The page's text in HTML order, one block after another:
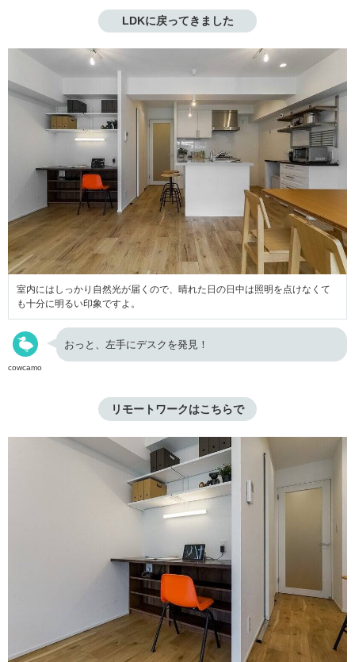
LDKに戻ってきました
室内にはしっかり自然光が届くので、晴れた日の日中は照明を点けなくて
も十分に明るい印象ですよ。
cowcamo
おっと、左手にデスクを発見！
リモートワークはこちらで